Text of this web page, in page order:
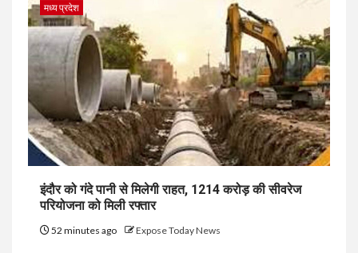
मध्य प्रदेश
इंदौर को गंदे पानी से मिलेगी राहत, ₹1214 करोड़ की सीवरेज
परियोजना को मिली रफ्तार
52 minutes ago Expose Today News